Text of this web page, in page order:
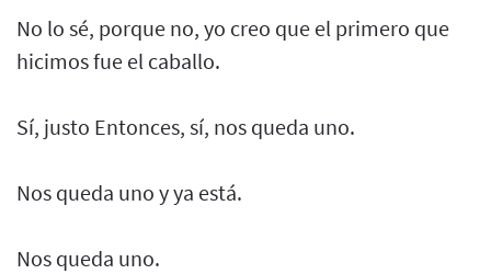
No lo sé, porque no, yo creo que el primero que
hicimos fue el caballo.
Sí, justo Entonces, sí, nos queda uno.
Nos queda uno y ya está.
Nos queda uno.